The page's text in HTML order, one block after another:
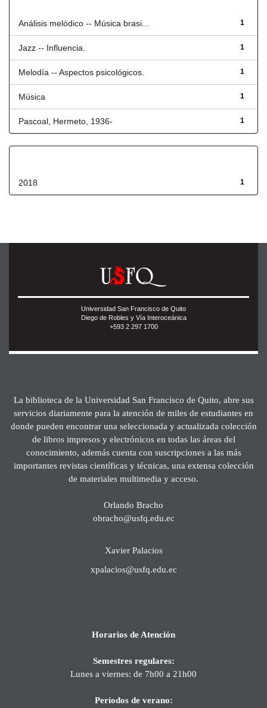
1
Análisis melódico -- Música brasi...
1
Jazz -- Influencia.
1
Melodía -- Aspectos psicológicos.
1
Música
1
Pascoal, Hermeto, 1936-
1
2018
Universidad San Francisco de Quito
Diego de Robles y Vía Interoceánica
+593 2 297 1700
La biblioteca de la Universidad San Francisco de Quito, abre sus
servicios diariamente para la atención de miles de estudiantes en
donde pueden encontrar una seleccionada y actualizada colección
de libros impresos y electrónicos en todas las áreas del
conocimiento, además cuenta con suscripciones a las más
importantes revistas científicas y técnicas, una extensa colección
de materiales multimedia y acceso.
Orlando Bracho
obracho@usfq.edu.ec
Xavier Palacios
xpalacios@usfq.edu.ec
Horarios de Atención
Semestres regulares:
Lunes a viernes: de 7h00 a 21h00
Períodos de verano: